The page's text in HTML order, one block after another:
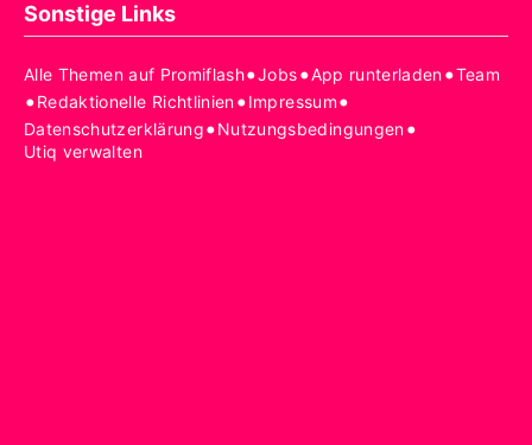
Sonstige Links
Alle Themen auf Promiflash•Jobs•App runterladen•Team
•Redaktionelle Richtlinien•Impressum•
Datenschutzerklärung•Nutzungsbedingungen•
Utiq verwalten